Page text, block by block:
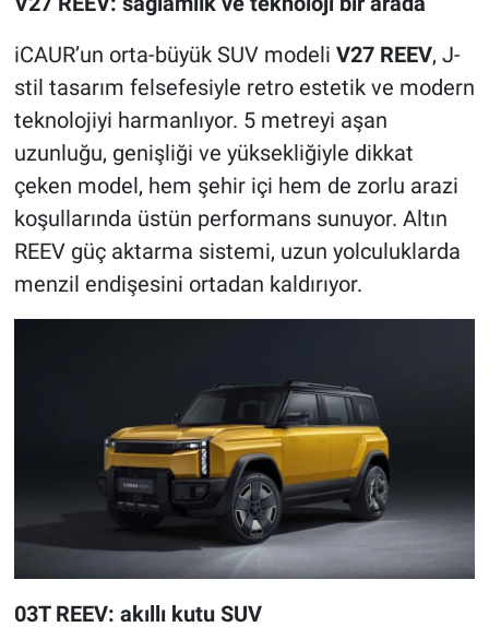
iCAUR’un orta-büyük SUV modeli V27 REEV, J-
stil tasarım felsefesiyle retro estetik ve modern
teknolojiyi harmanlıyor. 5 metreyi aşan
uzunluğu, genişliği ve yüksekliğiyle dikkat
çeken model, hem şehir içi hem de zorlu arazi
koşullarında üstün performans sunuyor. Altın
REEV güç aktarma sistemi, uzun yolculuklarda
menzil endişesini ortadan kaldırıyor.
03T REEV: akıllı kutu SUV